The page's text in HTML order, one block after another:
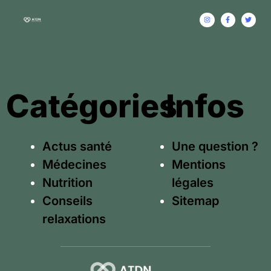
Catégories
Actus santé
Médecines
Nutrition
Conseils
relaxations
Infos
Une question ?
Mentions
légales
Sitemap